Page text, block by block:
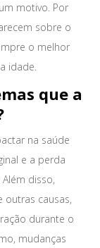
motivo. Por
sobre o
o melhor
idade.
que a
na saúde
e a perda
disso,
causas,
durante o
mudanças